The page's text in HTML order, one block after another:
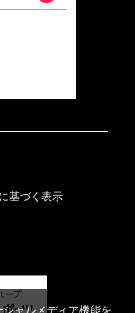
基づく表示
ャルメディア機能を